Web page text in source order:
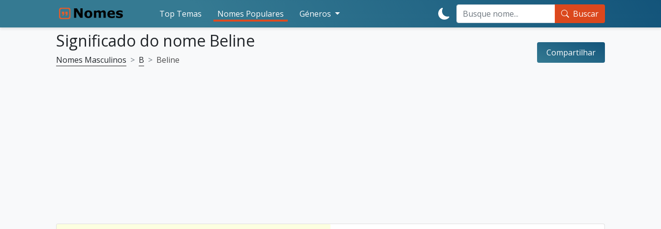
Top Temas Nomes Populares Géneros Buscar
Significado do nome Beline
Nomes Masculinos B Beline
Compartilhar